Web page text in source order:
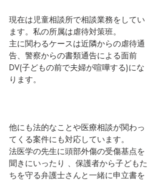
現在は児童相談所で相談業務をしてい
ます。私の所属は虐待対策班。
主に関わるケースは近隣からの虐待通
告、警察からの書類通告による面前
DV(子どもの前で夫婦が喧嘩する)にな
ります。
他にも法的なことや医療相談が関わっ
てくる案件にも対応しています。
法医学の先生に頭部外傷の受傷基点を
聞きにいったり 、保護者から子どもた
ちを守る弁護士さんと一緒に申立書を